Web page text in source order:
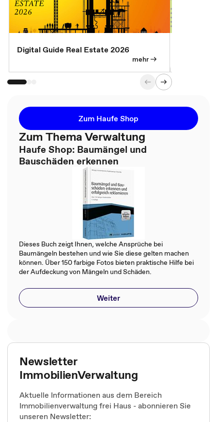
Digital Guide Real Estate 2026
mehr
Zum Haufe Shop
Zum Thema Verwaltung
Haufe Shop: Baumängel und
Bauschäden erkennen
Dieses Buch zeigt Ihnen, welche Ansprüche bei
Baumängeln bestehen und wie Sie diese gelten machen
können. Über 150 farbige Fotos bieten praktische Hilfe bei
der Aufdeckung von Mängeln und Schäden.
Weiter
Newsletter
ImmobilienVerwaltung
Aktuelle Informationen aus dem Bereich
Immobilienverwaltung frei Haus - abonnieren Sie
unseren Newsletter: